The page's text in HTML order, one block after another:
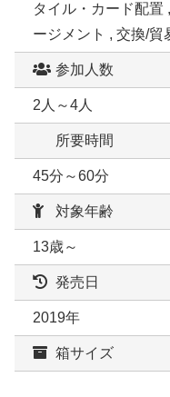
タイル・カード配置
ージメント , 交換/貿
参加人数
2人～4人
所要時間
45分～60分
対象年齢
13歳～
発売日
2019年
箱サイズ